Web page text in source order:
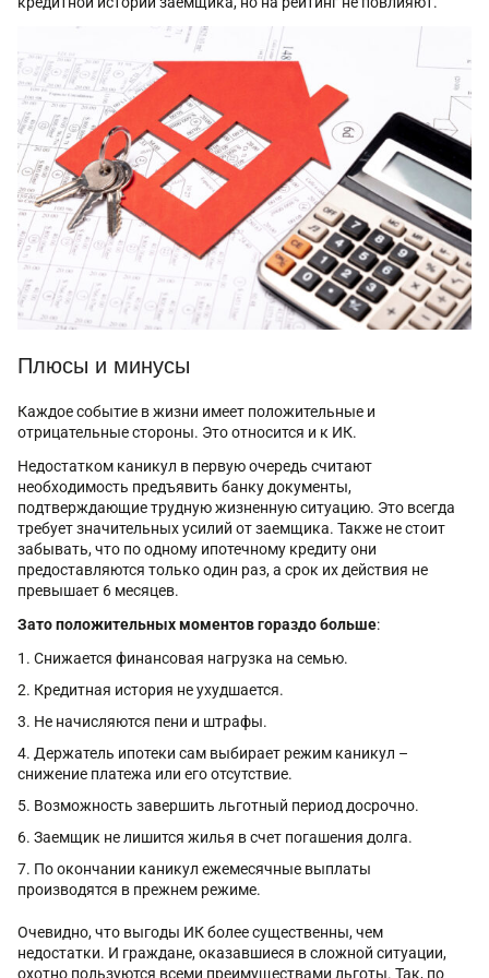
Плюсы и минусы
Каждое событие в жизни имеет положительные и
отрицательные стороны. Это относится и к ИК.
Недостатком каникул в первую очередь считают
необходимость предъявить банку документы,
подтверждающие трудную жизненную ситуацию. Это всегда
требует значительных усилий от заемщика. Также не стоит
забывать, что по одному ипотечному кредиту они
предоставляются только один раз, а срок их действия не
превышает 6 месяцев.
Зато положительных моментов гораздо больше:
Снижается финансовая нагрузка на семью.
Кредитная история не ухудшается.
Не начисляются пени и штрафы.
Держатель ипотеки сам выбирает режим каникул –
снижение платежа или его отсутствие.
Возможность завершить льготный период досрочно.
Заемщик не лишится жилья в счет погашения долга.
По окончании каникул ежемесячные выплаты
производятся в прежнем режиме.
Очевидно, что выгоды ИК более существенны, чем
недостатки. И граждане, оказавшиеся в сложной ситуации,
охотно пользуются всеми преимуществами льготы. Так, по